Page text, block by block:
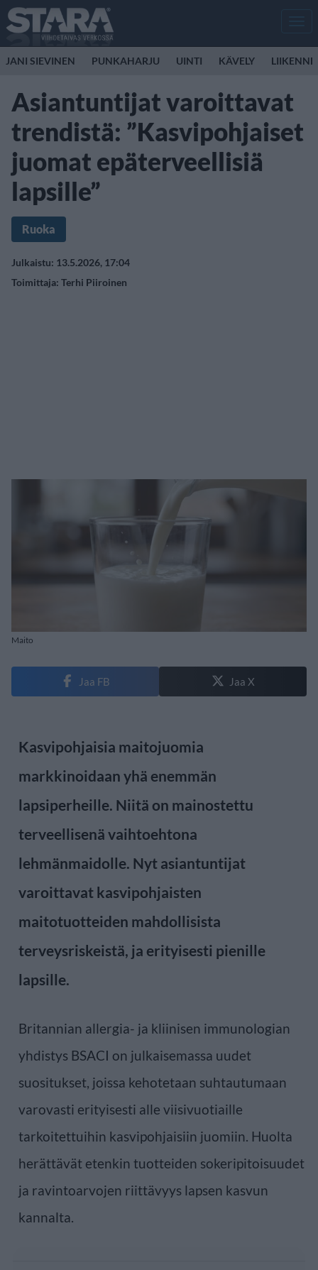
JANI SIEVINEN PUNKAHARJU UINTI KÄVELY LIIKENNE
Asiantuntijat varoittavat
trendistä: ”Kasvipohjaiset
juomat epäterveellisiä
lapsille”
Ruoka
Julkaistu: 13.5.2026, 17:04
Toimittaja: Terhi Piiroinen
Maito
Jaa FB Jaa X
Kasvipohjaisia maitojuomia
markkinoidaan yhä enemmän
lapsiperheille. Niitä on mainostettu
terveellisenä vaihtoehtona
lehmänmaidolle. Nyt asiantuntijat
varoittavat kasvipohjaisten
maitotuotteiden mahdollisista
terveysriskeistä, ja erityisesti pienille
lapsille.
Britannian allergia- ja kliinisen immunologian
yhdistys BSACI on julkaisemassa uudet
suositukset, joissa kehotetaan suhtautumaan
varovasti erityisesti alle viisivuotiaille
tarkoitettuihin kasvipohjaisiin juomiin. Huolta
herättävät etenkin tuotteiden sokeripitoisuudet
ja ravintoarvojen riittävyys lapsen kasvun
kannalta.